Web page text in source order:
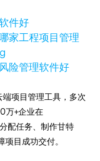
件好
家工程项目管理
险管理软件好
项目管理工具，多次
万+企业在
配任务、制作甘特
目成功交付。